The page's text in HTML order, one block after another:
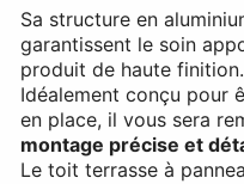
Sa structure en
garantissent le soin
produit de haute finition.
Idéalement conçu pour
en place, il vous sera
montage précise et
Le toit terrasse à